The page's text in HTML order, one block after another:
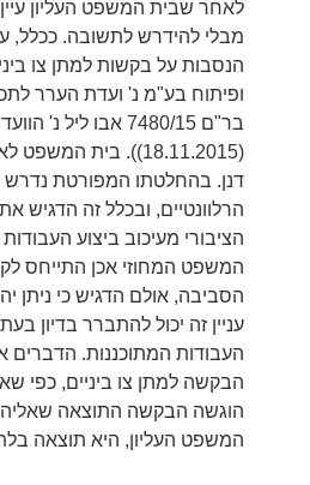
לאחר שבית המשפט העליון
מבלי להידרש לתשובה. ככלל,
(18.11.2015)). בית
דנן. בהחלטתו המפורטת נדרש
הרלוונטיים, ובכלל זה הדגיש
הציבורי מעיכוב ביצוע
המשפט המחוזי אכן התייחס
הסביבה, אולם הדגיש כי ניתן
עניין זה יכול להתברר בדיון
העבודות המתוכננות.
הבקשה למתן צו ביניים, כפי
הוגשה הבקשה התוצאה שאליה
המשפט העליון, היא תוצאה